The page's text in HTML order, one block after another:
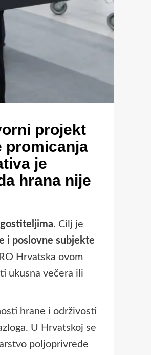
projekt
promicanja
je
hrana nije
. Cilj je
i poslovne subjekte
Hrvatska ovom
ukusna večera ili
hrane i održivosti
U Hrvatskoj se
poljoprivrede